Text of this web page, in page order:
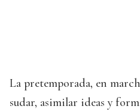
La pretemporada, en
sudar, asimilar ideas y